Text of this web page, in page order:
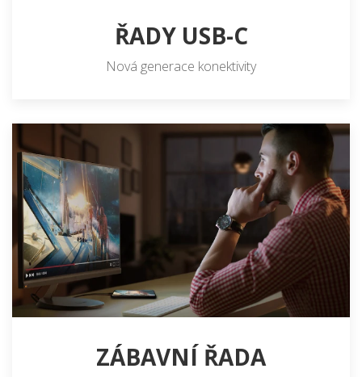
ŘADY USB-C
Nová generace konektivity
ZÁBAVNÍ ŘADA